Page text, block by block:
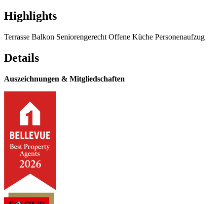
Highlights
Terrasse Balkon Seniorengerecht Offene Küche Personenaufzug
Details
Auszeichnungen & Mitgliedschaften